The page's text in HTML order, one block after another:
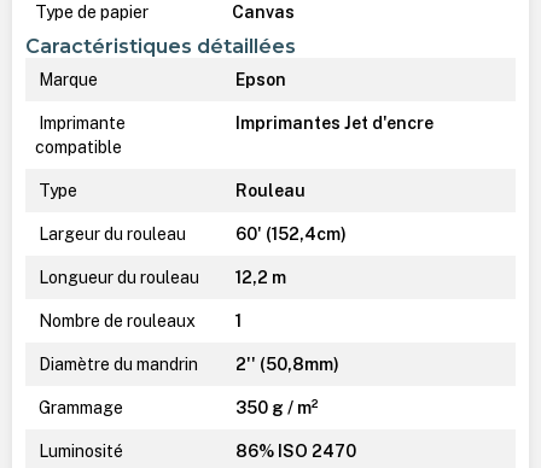
Type de papier Canvas
Caractéristiques détaillées
Marque Epson
Imprimante
compatible
Imprimantes Jet d'encre
Type Rouleau
Largeur du rouleau 60' (152,4cm)
Longueur du rouleau 12,2 m
Nombre de rouleaux 1
Diamètre du mandrin 2'' (50,8mm)
Grammage 350 g / m²
Luminosité 86% ISO 2470